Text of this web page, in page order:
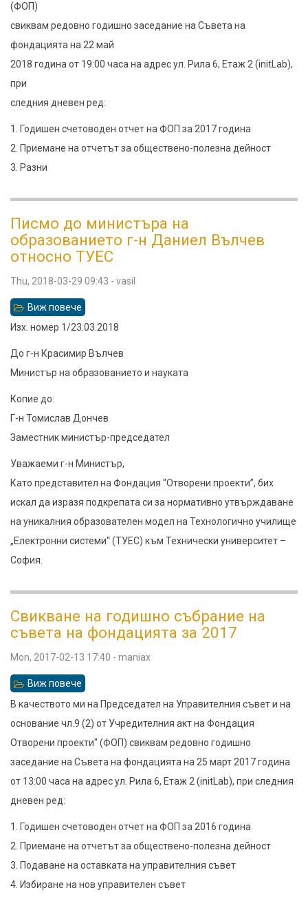
на
Съвета
на
(ФОП)
свиквам редовно годишно заседание на Съвета на
фондацията на 22 май
2018 година от 19:00 часа на адрес ул. Рила 6, Етаж 2 (initLab),
при
следния дневен ред:
1. Годишен счетоводен отчет на ФОП за 2017 година
2. Приемане на отчетът за обществено-полезна дейност
3. Разни
Писмо до министъра на
образованието г-н Даниел Вълчев
относно ТУЕС
Thu, 2018-03-29 09:43 - vasil
Виж повече
Писмо
г-
н
Даниел
Вълчев
относно
ТУЕС
Изх. номер 1/23.03.2018
До г-н Красимир Вълчев
Министър на образованието и науката
Копие до:
Г-н Томислав Дончев
Заместник министър-председател
Уважаеми г-н Министър,
Като представител на Фондация “Отворени проекти”, бих
искал да изразя подкрепата си за нормативно утвърждаване
на уникалния образователен модел на Технологично училище
„Електронни системи“ (ТУЕС) към Технически университет –
София.
Свикване на годишно събрание на
съвета на фондацията за 2017
Mon, 2017-02-13 17:40 - maniax
Виж повече
Свикване
на
годишно
събрание
на
В качеството ми на Председател на Управителния съвет и на
основание чл.9 (2) от Учредителния акт на Фондация
Отворени проекти" (ФОП) свиквам редовно годишно
заседание на Съвета на фондацията на 25 март 2017 година
от 13:00 часа на адрес ул. Рила 6, Етаж 2 (initLab), при следния
дневен ред:
1. Годишен счетоводен отчет на ФОП за 2016 година
2. Приемане на отчетът за обществено-полезна дейност
3. Подаване на оставката на управителния съвет
4. Избиране на нов управителен съвет